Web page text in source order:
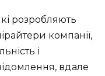
розробляють
компанії,
і
вдале